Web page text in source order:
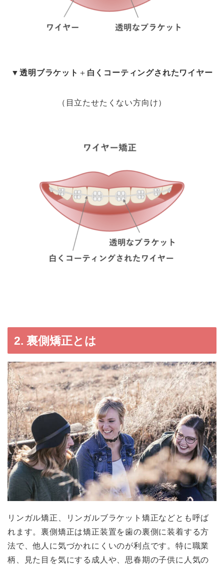
▼透明ブラケット ＋ 白くコーティングされたワイヤー
（目立たせたくない方向け）
2. 裏側矯正とは
リンガル矯正、リンガルブラケット矯正などとも呼ば
れます。裏側矯正は矯正装置を歯の裏側に装着する方
法で、他人に気づかれにくいのが利点です。特に職業
柄、見た目を気にする成人や、思春期の子供に人気の